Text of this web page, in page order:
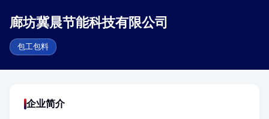
廊坊冀晨节能科技有限公司
包工包料
企业简介